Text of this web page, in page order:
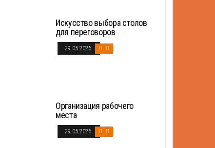
Искусство выбора столов
для переговоров
29.05.2026 0
Организация рабочего
места
29.05.2026 0